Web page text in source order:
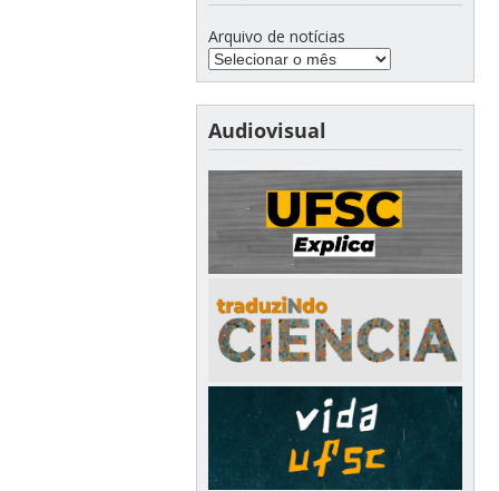
Arquivo de notícias
Audiovisual